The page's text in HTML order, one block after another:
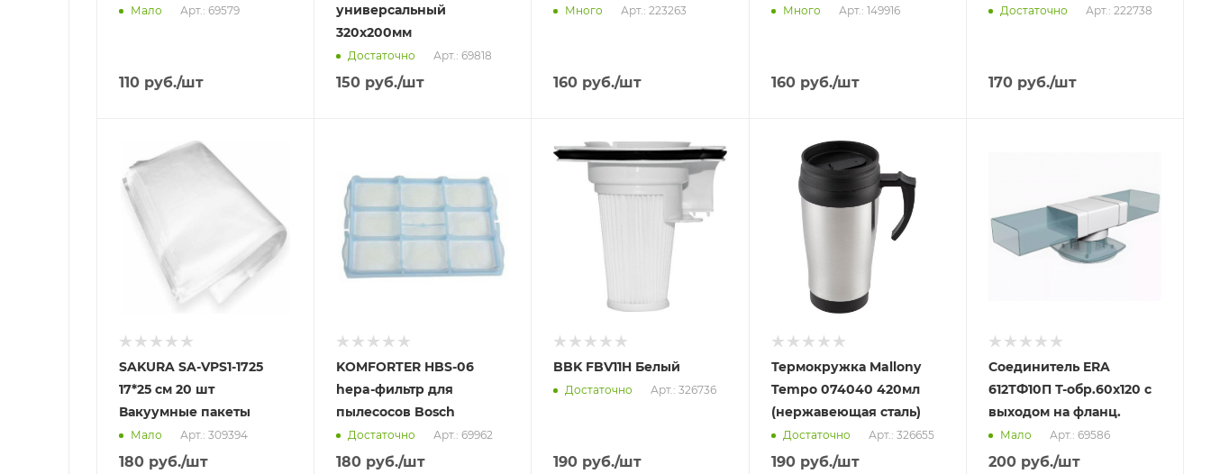
Мало Арт.: 69579
110 руб./шт
универсальный
320х200мм
Достаточно Арт.: 69818
150 руб./шт
Много Арт.: 223263
160 руб./шт
Много Арт.: 149916
160руб./шт
Достаточно Арт.: 222738
170руб./шт
Отправим
18.08.2026
В наличии в пункте
самовывоза
Нет
SAKURA SA-VPS1-1725
17*25 см 20 шт
Вакуумные пакеты
Мало Арт.: 309394
180 руб./шт
В наличии в пункте
самовывоза
Нет
KOMFORTER HBS-06
hepa-фильтр для
пылесосов Bosch
Достаточно Арт.: 69962
180 руб./шт
Отправим
13.08.2026
В наличии в пункте
самовывоза
BBK FBV11H Белый
Достаточно Арт.: 326736
190 руб./шт
Отправим
13.08.2026
В наличии в пункте
самовывоза
Термокружка Mallony
Tempo 074040 420мл
(нержавеющая сталь)
Достаточно Арт.: 326655
190руб./шт
В наличии в пункте
самовывоза
Да
Соединитель ERA
612ТФ10П Т-обр.60х120 с
выходом на фланц.
Мало Арт.: 69586
200руб./шт